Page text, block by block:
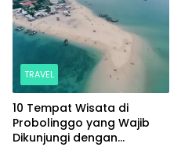
TRAVEL
10 Tempat Wisata di
Probolinggo yang Wajib
Dikunjungi dengan